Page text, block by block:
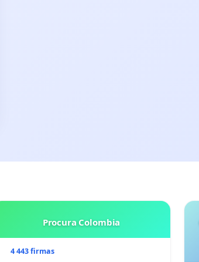
Procura Colombia
4 443 firmas